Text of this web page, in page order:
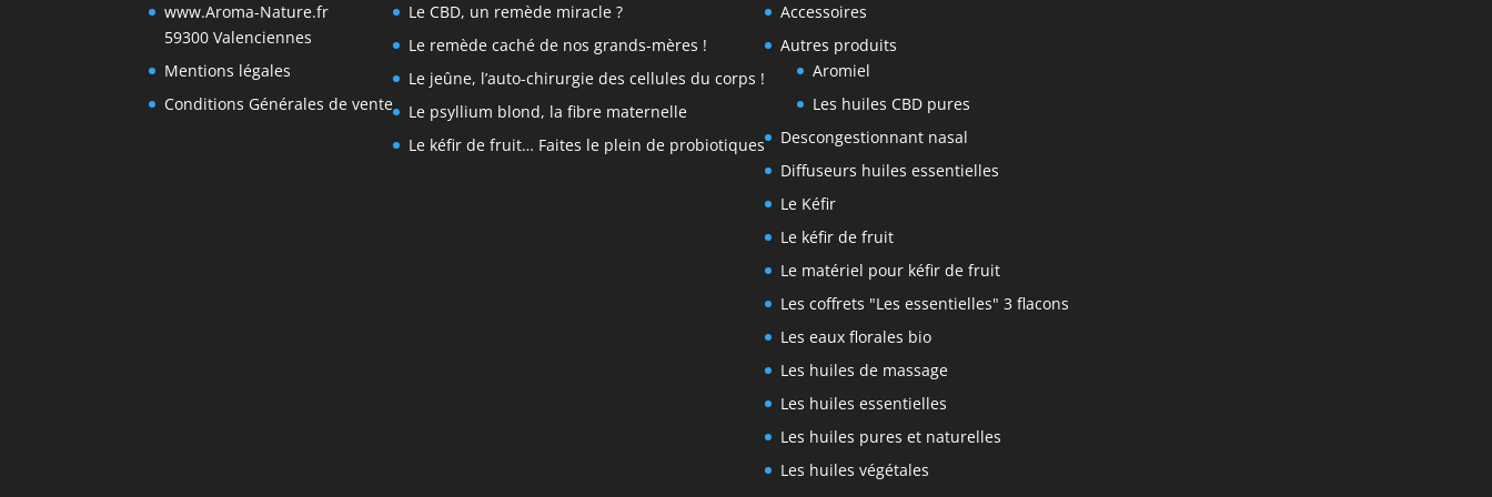
www.Aroma-Nature.fr
59300 Valenciennes
Mentions légales
Conditions Générales de vente
Le CBD, un remède miracle ?
Le remède caché de nos grands-mères !
Le jeûne, l’auto-chirurgie des cellules du corps !
Le psyllium blond, la fibre maternelle
Le kéfir de fruit… Faites le plein de probiotiques
Accessoires
Autres produits
Aromiel
Les huiles CBD pures
Descongestionnant nasal
Diffuseurs huiles essentielles
Le Kéfir
Le kéfir de fruit
Le matériel pour kéfir de fruit
Les coffrets "Les essentielles" 3 flacons
Les eaux florales bio
Les huiles de massage
Les huiles essentielles
Les huiles pures et naturelles
Les huiles végétales